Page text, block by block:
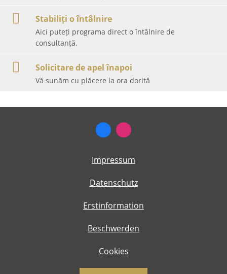
Stabiliți o întâlnire
Aici puteți programa direct o întâlnire de
consultanță.
Solicitare de apel înapoi
Vă sunăm cu plăcere la ora dorită
Impressum
Datenschutz
Erstinformation
Beschwerden
Cookies